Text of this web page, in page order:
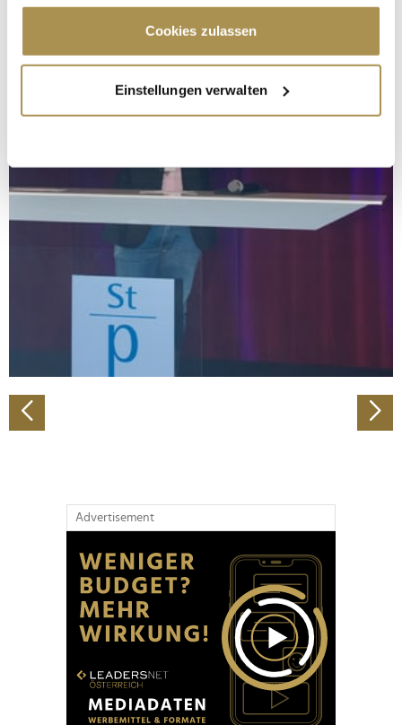
Cookie-Erklärung oder durch Klicken auf das Privacy
Trigger Symbol ändern oder widerrufen
Informationen über Ihre geografische Lage
erfassen, welche bis auf einige Meter genau sein
bestimmten Merkmalen (Fingerprinting) identifizieren
Erfahren Sie mehr darüber, wie Ihre persönlichen Daten
verarbeitet werden, und legen Sie Ihre Präferenzen im
Abschnitt Einzelheiten
fest.
Wir verwenden Cookies, um Inhalte und Anzeigen zu
personalisieren, Funktionen für soziale Medien anbieten
zu können und die Zugriffe auf unsere Website zu
analysieren. Außerdem geben wir Informationen zu Ihrer
Verwendung unserer Website an unsere Partner für
soziale Medien, Werbung und Analysen weiter. Unsere
Partner führen diese Informationen möglicherweise mit
Cookies zulassen
Einstellungen verwalten
Advertisement